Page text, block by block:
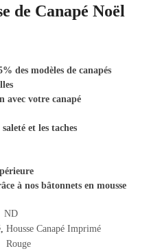
de Canapé Noël
des modèles de canapés
avec votre canapé
et les taches
à nos bâtonnets en mousse
ND
, Housse Canapé Imprimé
Rouge